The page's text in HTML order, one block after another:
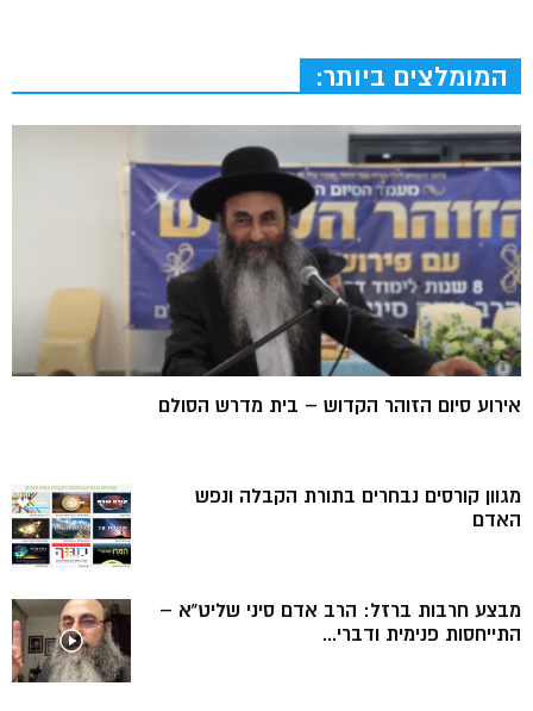
המומלצים ביותר:
אירוע סיום הזוהר הקדוש – בית מדרש הסולם
מגוון קורסים נבחרים בתורת הקבלה ונפש
האדם
מבצע חרבות ברזל: הרב אדם סיני שליט”א –
התייחסות פנימית ודברי...